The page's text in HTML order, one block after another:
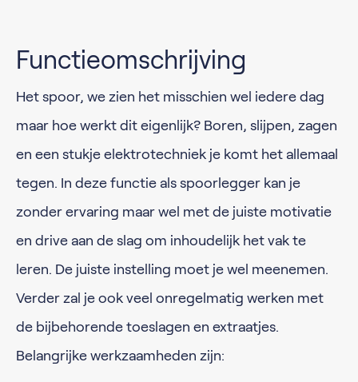
Functieomschrijving
Het spoor, we zien het misschien wel iedere dag
maar hoe werkt dit eigenlijk? Boren, slijpen, zagen
en een stukje elektrotechniek je komt het allemaal
tegen. In deze functie als spoorlegger kan je
zonder ervaring maar wel met de juiste motivatie
en drive aan de slag om inhoudelijk het vak te
leren. De juiste instelling moet je wel meenemen.
Verder zal je ook veel onregelmatig werken met
de bijbehorende toeslagen en extraatjes.
Belangrijke werkzaamheden zijn: